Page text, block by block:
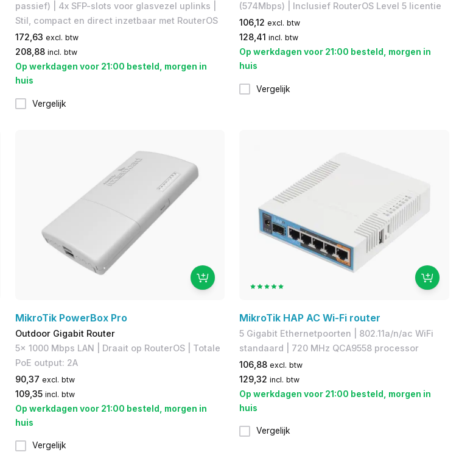
passief) | 4x SFP-slots voor glasvezel uplinks |
Stil, compact en direct inzetbaar met RouterOS
172,63 excl. btw
208,88 incl. btw
Op werkdagen voor 21:00 besteld, morgen in
huis
Vergelijk
(574Mbps) | Inclusief RouterOS Level 5 licentie
106,12 excl. btw
128,41 incl. btw
Op werkdagen voor 21:00 besteld, morgen in
huis
Vergelijk
MikroTik PowerBox Pro
Outdoor Gigabit Router
​5x 1000 Mbps LAN | ​Draait op RouterOS | Totale
PoE output: 2A
90,37 excl. btw
109,35 incl. btw
Op werkdagen voor 21:00 besteld, morgen in
huis
Vergelijk
MikroTik HAP AC Wi-Fi router
5 Gigabit Ethernetpoorten | 802.11a/n/ac WiFi
standaard | 720 MHz QCA9558 processor
106,88 excl. btw
129,32 incl. btw
Op werkdagen voor 21:00 besteld, morgen in
huis
Vergelijk